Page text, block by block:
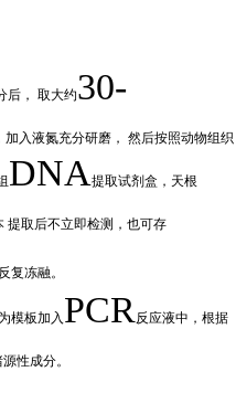
后， 取大约30-
入液氮充分研磨， 然后按照动物组织
DNA提取试剂盒，天根
提取后不立即检测，也可存
复冻融。
模板加入 PCR反应液中，根据
性成分。